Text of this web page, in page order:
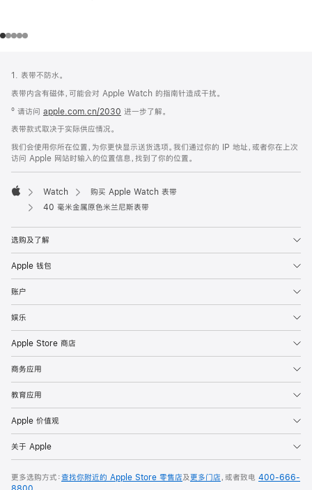
页
脚
注
1. 表带不防水。
表带内含有磁体，可能会对 Apple Watch 的指南针造成干扰。
º 请访问 apple.com.cn/2030 进一步了解。
表带款式取决于实际供应情况。
我们会使用你所在位置，为你更快显示送货选项。我们通过你的 IP 地址，或者你在上次
访问 Apple 网站时输入的位置信息，找到了你的位置。
Apple
Watch
购买 Apple Watch 表带
40 毫米金属原色米兰尼斯表带
选购及了解
Apple 钱包
账户
娱乐
Apple Store 商店
商务应用
教育应用
Apple 价值观
关于 Apple
更多选购方式：查找你附近的 Apple Store 零售店及更多门店，或者致电 400-666-